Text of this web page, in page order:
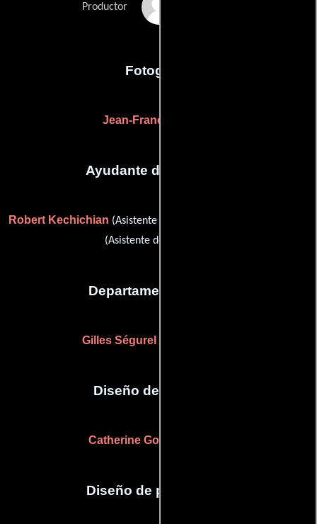
Productor
Fotografia
Jean-François Robin
Ayudante de dirección
Robert Kechichian (Asistente de dirección) y
(Asistente de dirección)
Departamento de arte
Gilles Ségurel
Diseño de vestuario
Catherine Gorne-Achdjian
Diseño de producción